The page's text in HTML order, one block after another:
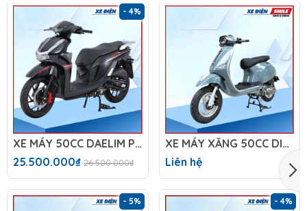
- 4%
XE MÁY 50CC DAELIM PRO X
25.500.000₫ 26.500.000₫
XE MÁY XĂNG 50CC DIBAO TESLA X1
Liên hệ
- 5% - 4%